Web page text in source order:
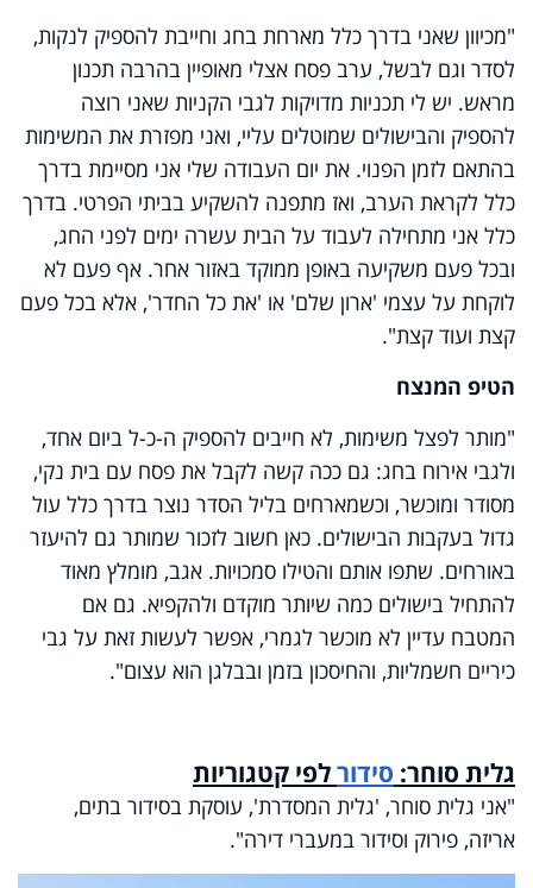
"מכיוון שאני בדרך כלל מארחת בחג וחייבת להספיק לנקות,
לסדר וגם לבשל, ערב פסח אצלי מאופיין בהרבה תכנון
מראש. יש לי תכניות מדויקות לגבי הקניות שאני רוצה
להספיק והבישולים שמוטלים עליי, ואני מפזרת את המשימות
בהתאם לזמן הפנוי. את יום העבודה שלי אני מסיימת בדרך
כלל לקראת הערב, ואז מתפנה להשקיע בביתי הפרטי. בדרך
כלל אני מתחילה לעבוד על הבית עשרה ימים לפני החג,
ובכל פעם משקיעה באופן ממוקד באזור אחר. אף פעם לא
לוקחת על עצמי 'ארון שלם' או 'את כל החדר', אלא בכל פעם
קצת ועוד קצת".
הטיפ המנצח
"מותר לפצל משימות, לא חייבים להספיק ה-כ-ל ביום אחד,
ולגבי אירוח בחג: גם ככה קשה לקבל את פסח עם בית נקי,
מסודר ומוכשר, וכשמארחים בליל הסדר נוצר בדרך כלל עול
גדול בעקבות הבישולים. כאן חשוב לזכור שמותר גם להיעזר
באורחים. שתפו אותם והטילו סמכויות. אגב, מומלץ מאוד
להתחיל בישולים כמה שיותר מוקדם ולהקפיא. גם אם
המטבח עדיין לא מוכשר לגמרי, אפשר לעשות זאת על גבי
כיריים חשמליות, והחיסכון בזמן ובבלגן הוא עצום".
גלית סוחר: סידורלפי קטגוריות
"אני גלית סוחר, 'גלית המסדרת', עוסקת בסידור בתים,
אריזה, פירוק וסידור במעברי דירה".